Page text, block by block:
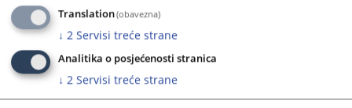
Translation(obavezna)
↓ 2 Servisi treće strane
Analitika o posjećenosti stranica
↓ 2 Servisi treće strane